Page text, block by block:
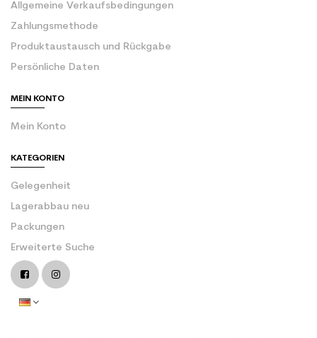
Allgemeine Verkaufsbedingungen
Zahlungsmethode
Produktaustausch und Rückgabe
Persönliche Daten
MEIN KONTO
Mein Konto
KATEGORIEN
Gelegenheit
Lagerabbau neu
Packungen
Erweiterte Suche